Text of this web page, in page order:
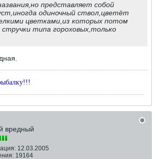
представляет собой
одиночный ствол,цветёт
цветками,из которых потом
типа гороховых,только
вредный
12.03.2005
19164